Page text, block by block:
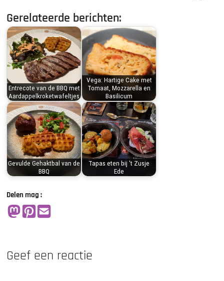
Gerelateerde berichten:
Entrecote van de BBQ met
Aardappelkroketwafeltjes
Vega: Hartige Cake met
Tomaat, Mozzarella en
Basilicum
Gevulde Gehaktbal van de
BBQ
Tapas eten bij 't Zusje
Ede
Delen mag :
Geef een reactie